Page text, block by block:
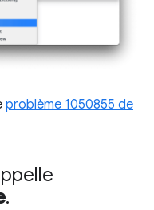
problème 1050855 de
.